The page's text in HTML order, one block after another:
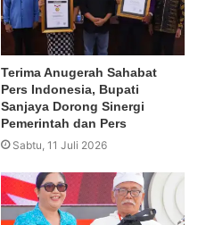
Terima Anugerah Sahabat
Pers Indonesia, Bupati
Sanjaya Dorong Sinergi
Pemerintah dan Pers
Sabtu, 11 Juli 2026